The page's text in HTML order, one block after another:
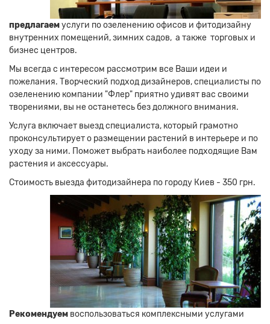
предлагаемуслуги по озеленению офисов и фитодизайну
внутренних помещений, зимних садов, а также торговых и
бизнес центров.
Мы всегда с интересом рассмотрим все Ваши идеи и
пожелания. Творческий подход дизайнеров, специалисты по
озеленению компании "Флер" приятно удивят вас своими
творениями, вы не останетесь без должного внимания.
Услуга включает выезд специалиста, который грамотно
проконсультирует о размещении растений в интерьере и по
уходу за ними. Поможет выбрать наиболее подходящие Вам
растения и аксессуары.
Стоимость выезда фитодизайнера по городу Киев - 350 грн.
Рекомендуем воспользоваться комплексными услугами